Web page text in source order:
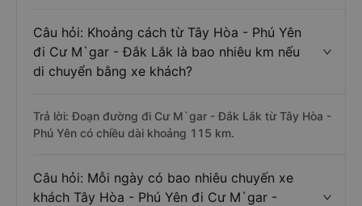
Câu hỏi: Khoảng cách từ Tây Hòa - Phú Yên
đi Cư M`gar - Đắk Lắk là bao nhiêu km nếu
di chuyển bằng xe khách?
Trả lời: Đoạn đường đi Cư M`gar - Đắk Lắk từ Tây Hòa -
Phú Yên có chiều dài khoảng 115 km.
Câu hỏi: Mỗi ngày có bao nhiêu chuyến xe
khách Tây Hòa - Phú Yên đi Cư M`gar -